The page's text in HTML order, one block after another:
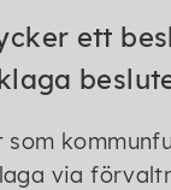
ett
som
via